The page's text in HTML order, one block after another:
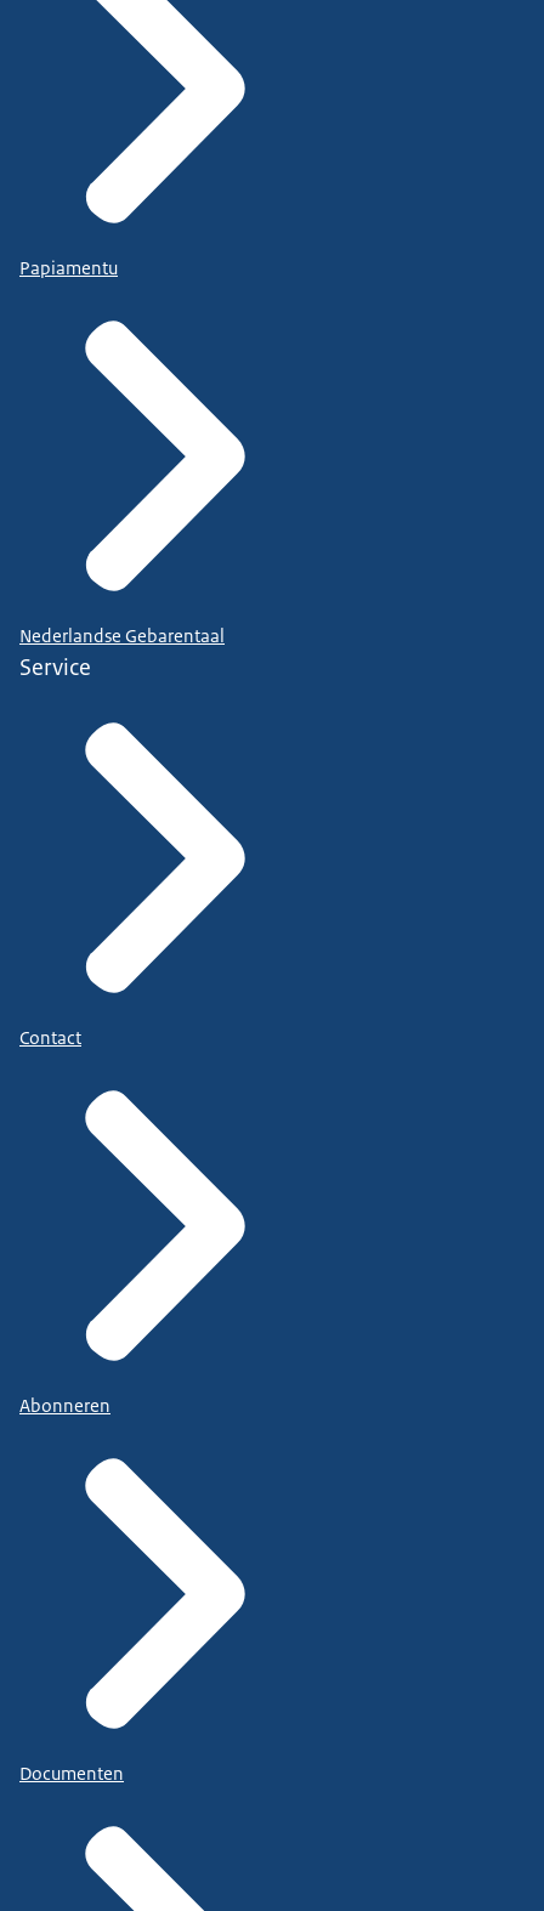
Papiamentu
Nederlandse Gebarentaal
Service
Contact
Abonneren
Documenten